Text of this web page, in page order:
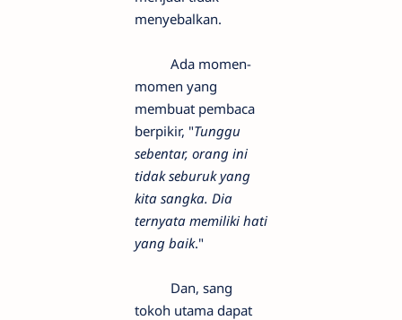
menyebalkan.
Ada momen-
momen yang
membuat pembaca
berpikir, "Tunggu
sebentar, orang ini
tidak seburuk yang
kita sangka. Dia
ternyata memiliki hati
yang baik."
Dan, sang
tokoh utama dapat